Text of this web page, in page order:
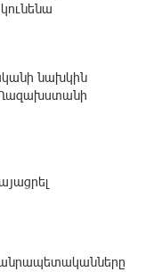
նախկին
Ղազախստանի